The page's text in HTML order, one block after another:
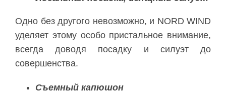
Одно без другого невозможно, и NORD WIND
уделяет этому особо пристальное внимание,
всегда доводя посадку и силуэт до
совершенства.
Съемный капюшон